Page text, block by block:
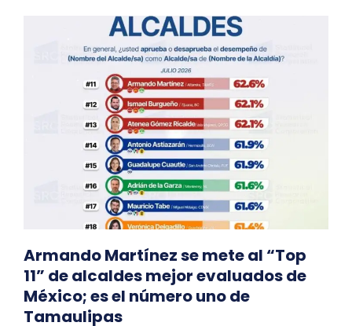
Armando Martínez se mete al “Top
11” de alcaldes mejor evaluados de
México; es el número uno de
Tamaulipas